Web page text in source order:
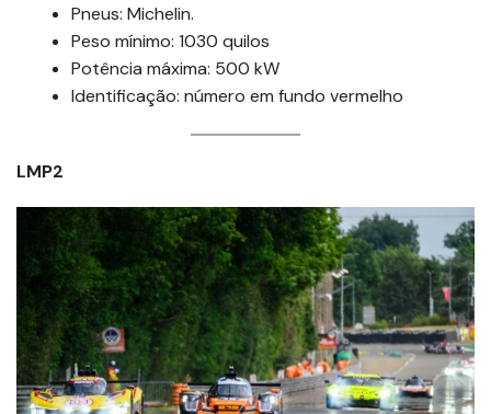
Pneus: Michelin.
Peso mínimo: 1030 quilos
Potência máxima: 500 kW
Identificação: número em fundo vermelho
LMP2